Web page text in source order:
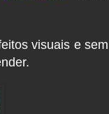
visuais e sem